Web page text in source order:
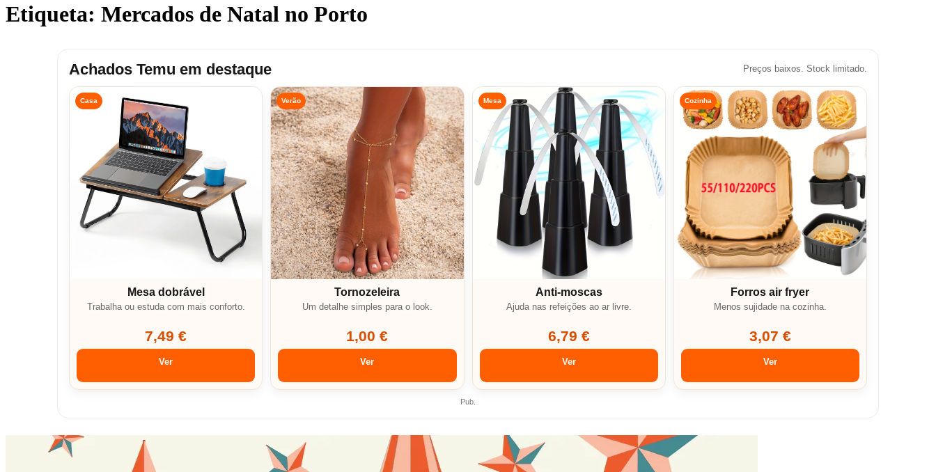
Etiqueta: Mercados de Natal no Porto
Achados Temu em destaque Preços baixos. Stock limitado.
Casa
Mesa dobrável
Trabalha ou estuda com mais conforto.
7,49 €
Ver
Verão
Tornozeleira
Um detalhe simples para o look.
1,00 €
Ver
Mesa
Anti-moscas
Ajuda nas refeições ao ar livre.
6,79 €
Ver
Cozinha
Forros air fryer
Menos sujidade na cozinha.
3,07 €
Ver
Pub.